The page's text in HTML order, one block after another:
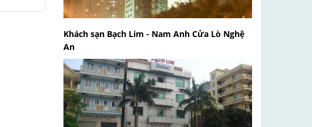
Khách sạn Bạch Lim - Nam Anh Cửa Lò Nghệ
An